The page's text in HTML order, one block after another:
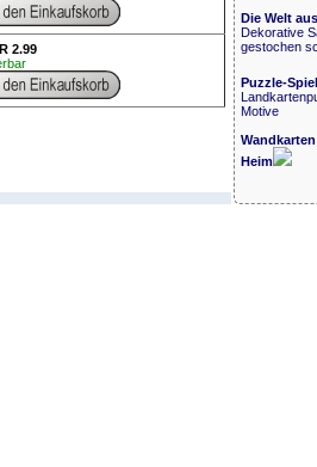
2.99
Die Welt
Dekorative
gestochen
Puzzle-
Motive
Heim